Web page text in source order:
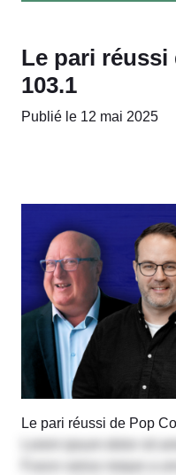
Le pari
103.1
Publié le 12 mai 2025
Le pari réussi de Pop
Lorem ipsum dolor sit
Fusce varius neque a